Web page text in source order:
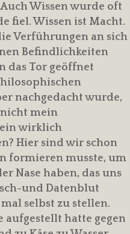
Wissen wurde oft
fiel. Wissen ist Macht.
Verführungen an sich
Befindlichkeiten
das Tor geöffnet
nachgedacht wurde,
nicht mein
wirklich
Hier sind wir schon
formieren musste, um
Nase haben, das uns
und Datenblut
selbst zu stellen.
aufgestellt hatte gegen